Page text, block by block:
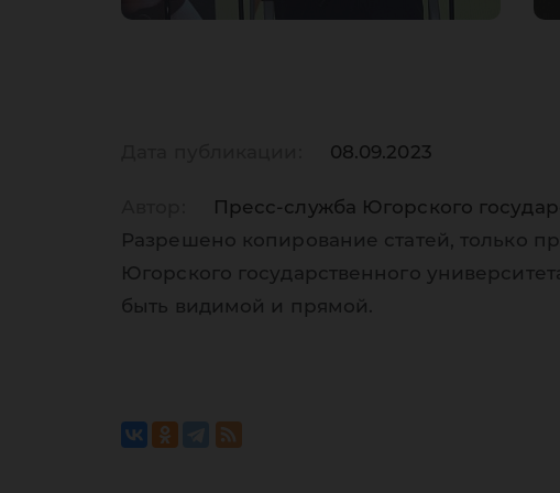
08.09.2023
Пресс-служба Югорского
Разрешено копирование статей, только
Югорского государственного
быть видимой и прямой.